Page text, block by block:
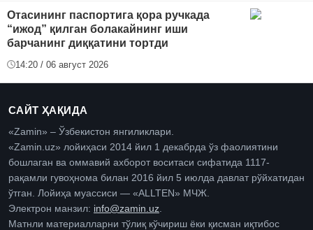
Отасининг паспортига қора ручкада
“ижод” қилган болакайнинг иши
барчанинг диққатини тортди
14:20 / 06 август 2026
САЙТ ҲАҚИДА
«Zamin» – Ўзбекистон янгиликлари.
«Zamin.uz» лойиҳаси 2014 йил 1 декабрда ўз фаолиятини
бошлаган ва оммавий ахборот воситаси сифатида 1117-
рақамли гувоҳнома билан 2016 йил 5 июлда давлат рўйхатидан
ўтган. Лойиҳа муассиси — «ALLTEN» МЧЖ.
Электрон манзил: info@zamin.uz
Матнли материалларни тўлиқ кўчириш ёки қисман иқтибос